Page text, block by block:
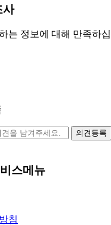
사
는 정보에 대해 만족하
의견등록
스메뉴
침